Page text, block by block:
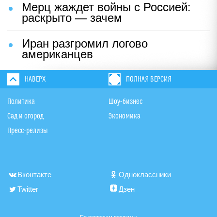
Мерц жаждет войны с Россией:
раскрыто — зачем
Иран разгромил логово
американцев
НАВЕРХ ПОЛНАЯ ВЕРСИЯ
Политика
Сад и огород
Пресс-релизы
Шоу-бизнес
Экономика
Вконтакте
Одноклассники
Twitter
Дзен